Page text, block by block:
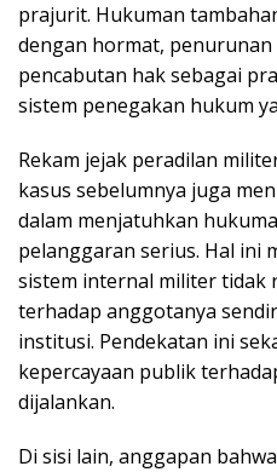
prajurit. Hukuman
dengan hormat,
pencabutan hak sebagai
sistem penegakan hukum
Rekam jejak peradilan
kasus sebelumnya juga
dalam menjatuhkan
pelanggaran serius. Hal ini
sistem internal militer tidak
terhadap anggotanya
institusi. Pendekatan ini
kepercayaan publik
dijalankan.
Di sisi lain, anggapan